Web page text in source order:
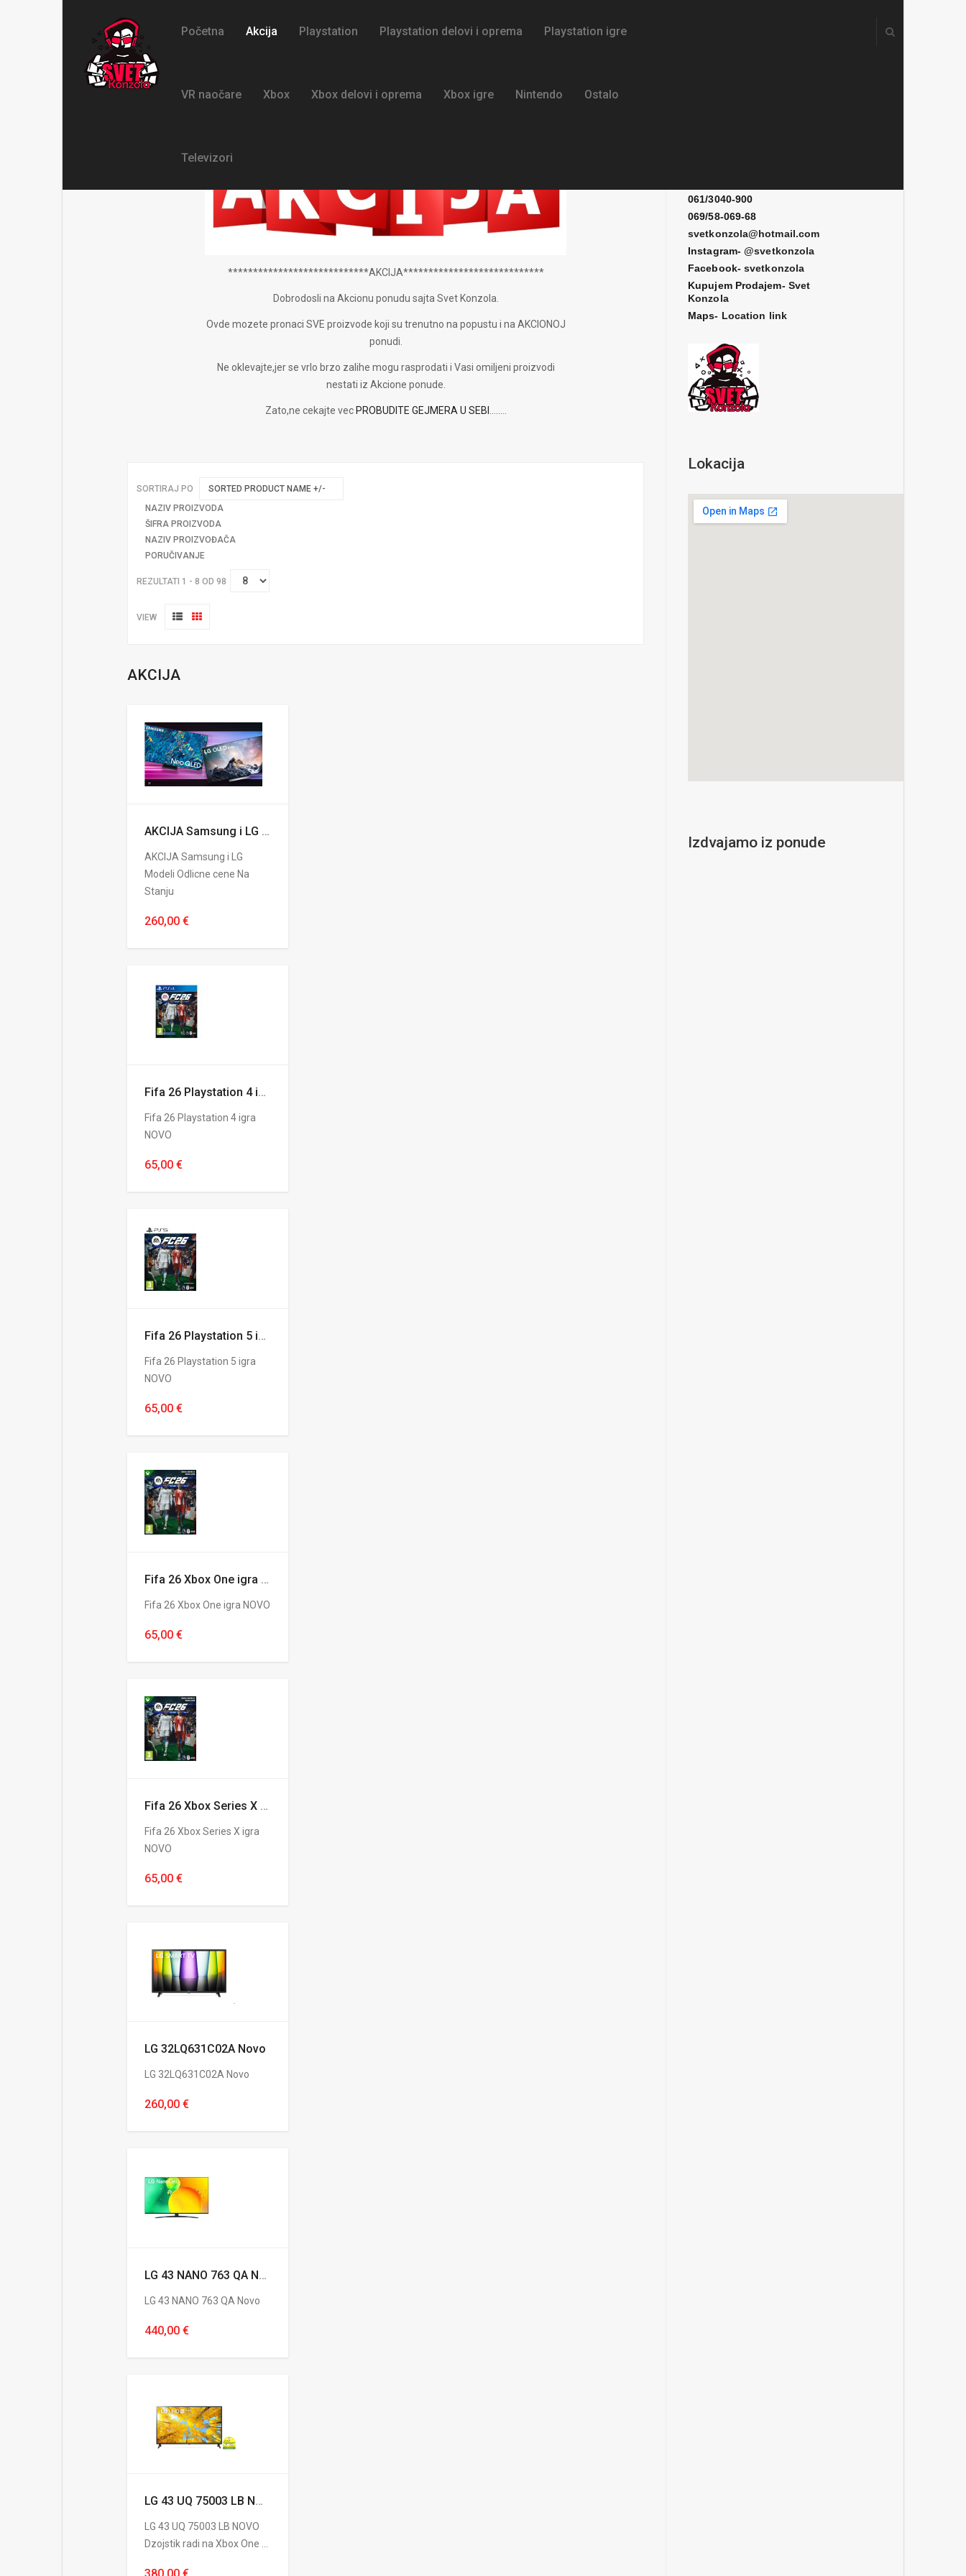
Početna Akcija Playstation Playstation delovi i oprema Playstation igre
VR naočare Xbox Xbox delovi i oprema Xbox igre Nintendo Ostalo
Televizori
****************************AKCIJA****************************
Dobrodosli na Akcionu ponudu sajta Svet Konzola.
Ovde mozete pronaci SVE proizvode koji su trenutno na popustu i na AKCIONOJ
ponudi.
Ne oklevajte,jer se vrlo brzo zalihe mogu rasprodati i Vasi omiljeni proizvodi
nestati iz Akcione ponude.
Zato,ne cekajte vec PROBUDITE GEJMERA U SEBI
SORTIRAJ PO
SORTED PRODUCT NAME +/-
NAZIV PROIZVODA
ŠIFRA PROIZVODA
NAZIV PROIZVOĐAČA
PORUČIVANJE
REZULTATI 1 - 8 OD 98
VIEW
AKCIJA
AKCIJA Samsung i LG Modeli Odlicne cene Na Stanju
AKCIJA Samsung i LG
Modeli Odlicne cene Na
Stanju
260,00 €
Fifa 26 Playstation 4 igra NOVO
Fifa 26 Playstation 4 igra
NOVO
65,00 €
Fifa 26 Playstation 5 igra
Fifa 26 Playstation 5 igra
NOVO
65,00 €
Fifa 26 Xbox One igra NOVO
Fifa 26 Xbox One igra NOVO
65,00 €
Fifa 26 Xbox Series X igra NOVO
Fifa 26 Xbox Series X igra
NOVO
65,00 €
LG 32LQ631C02A Novo
LG 32LQ631C02A Novo
260,00 €
LG 43 NANO 763 QA Novo
LG 43 NANO 763 QA Novo
440,00 €
LG 43 UQ 75003 LB NOVO
LG 43 UQ 75003 LB NOVO
Dzojstik radi na Xbox One ...
061/3040-900
069/58-069-68
svetkonzola@hotmail.com
Instagram-@svetkonzola
Facebook- svetkonzola
Kupujem Prodajem- Svet
Konzola
Maps- Location link
Lokacija
Izdvajamo iz ponude